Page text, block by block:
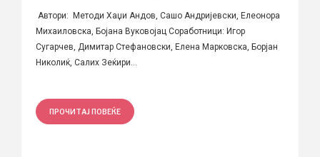
Автори: Методи Хаџи Андов, Сашо Андријевски, Елеонора
Михаиловска, Бојана Вуковојац Соработници: Игор
Сугарчев, Димитар Стефановски, Елена Марковска, Борјан
Николиќ, Салих Зеќири...
ПРОЧИТАЈ ПОВЕЌЕ